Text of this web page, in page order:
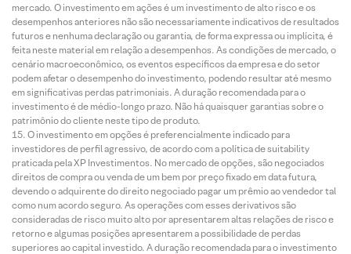
mercado. O investimento em ações é um investimento de alto risco e os
desempenhos anteriores não são necessariamente indicativos de resultados
futuros e nenhuma declaração ou garantia, de forma expressa ou implícita, é
feita neste material em relação a desempenhos. As condições de mercado, o
cenário macroeconômico, os eventos específicos da empresa e do setor
podem afetar o desempenho do investimento, podendo resultar até mesmo
em significativas perdas patrimoniais. A duração recomendada para o
investimento é de médio-longo prazo. Não há quaisquer garantias sobre o
patrimônio do cliente neste tipo de produto.
O investimento em opções é preferencialmente indicado para
investidores de perfil agressivo, de acordo com a política de suitability
praticada pela XP Investimentos. No mercado de opções, são negociados
direitos de compra ou venda de um bem por preço fixado em data futura,
devendo o adquirente do direito negociado pagar um prêmio ao vendedor tal
como num acordo seguro. As operações com esses derivativos são
consideradas de risco muito alto por apresentarem altas relações de risco e
retorno e algumas posições apresentarem a possibilidade de perdas
superiores ao capital investido. A duração recomendada para o investimento